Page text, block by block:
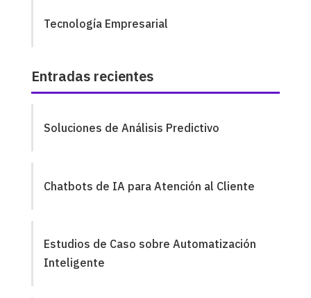
Tecnología Empresarial
Entradas recientes
Soluciones de Análisis Predictivo
Chatbots de IA para Atención al Cliente
Estudios de Caso sobre Automatización
Inteligente